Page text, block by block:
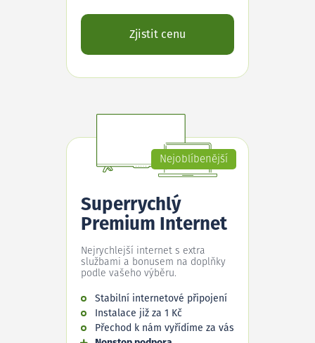
Zjistit cenu
Nejoblíbenější
Superrychlý
Premium Internet
Nejrychlejší internet s extra
službami a bonusem na doplňky
podle vašeho výběru.
Stabilní internetové připojení
Instalace již za 1 Kč
Přechod k nám vyřídíme za vás